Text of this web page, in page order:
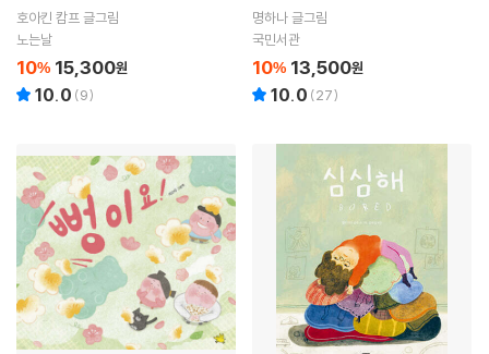
호아킨 캄프 글그림
노는날
10% 15,300원
10.0 (9)
명하나 글그림
국민서관
10% 13,500원
10.0 (27)